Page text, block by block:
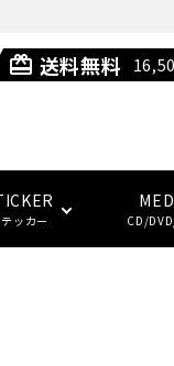
card_giftcard 送料無料
ッカー CD/